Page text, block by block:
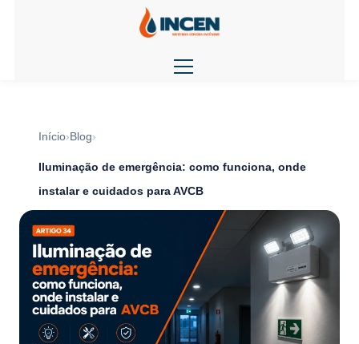
Início Blog
Iluminação de emergência: como funciona, onde
instalar e cuidados para AVCB